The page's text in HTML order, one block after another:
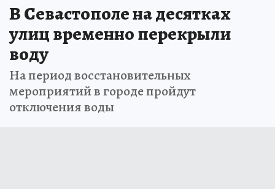
В Севастополе на десятках
улиц временно перекрыли
воду
На период восстановительных
мероприятий в городе пройдут
отключения воды